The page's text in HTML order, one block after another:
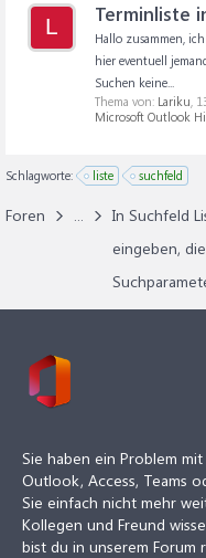
L Terminliste
Hallo zusammen,
hier eventuell
Suchen keine...
Thema von: Lariku,
Microsoft Outlook
Schlagworte: liste suchfeld
Foren ...
In Suchfeld
eingeben,
Sie haben ein Problem
Outlook, Access, Teams
Sie einfach nicht mehr
Kollegen und Freund
bist du in unserem Forum